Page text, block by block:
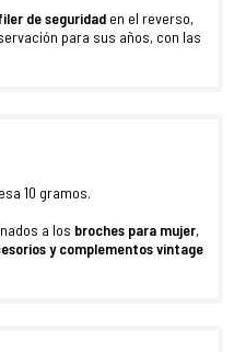
de seguridad en el reverso,
para sus años, con las
10 gramos.
a los broches para mujer,
y complementos vintage